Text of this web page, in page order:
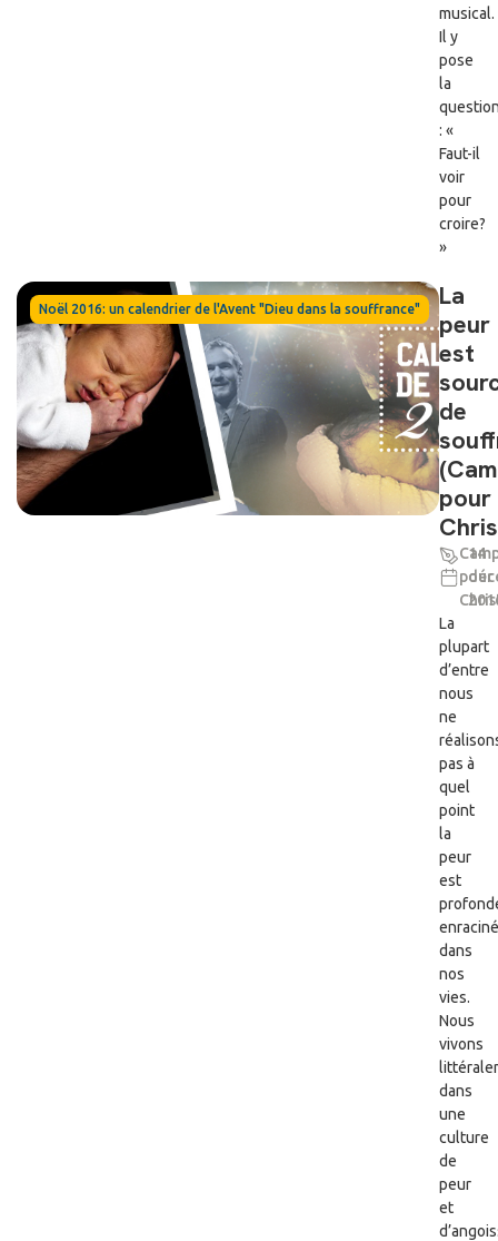
musical.
Il y
pose
la
: «
Faut-il
voir
pour
croire?
»
Noël 2016: un calendrier de l'Avent "Dieu dans la souffrance"
La
peur
est
de
pour
pour
14
La
plupart
d’entre
nous
ne
pas à
quel
point
la
peur
est
dans
nos
vies.
Nous
vivons
dans
une
culture
de
peur
et